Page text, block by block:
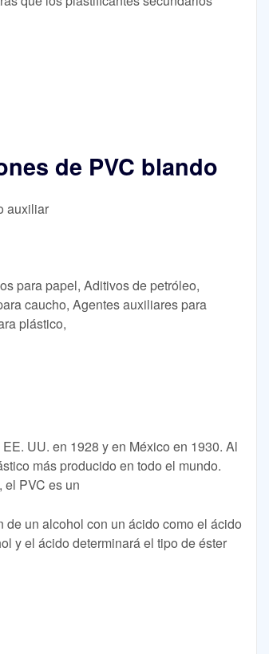
de PVC blando
auxiliar
para papel, Aditivos de petróleo,
caucho, Agentes auxiliares para
plástico,
UU. en 1928 y en México en 1930. Al
más producido en todo el mundo.
el PVC es un
un alcohol con un ácido como el ácido
y el ácido determinará el tipo de éster